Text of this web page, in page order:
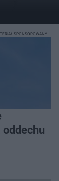
SPONSOROWANY